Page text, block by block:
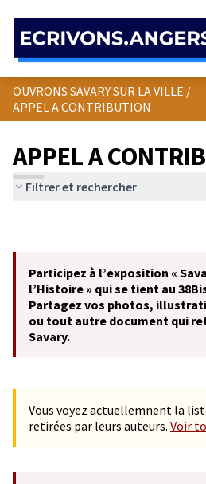
OUVRONS SAVARY SUR LA VILLE /
APPEL A CONTRIBUTION
APPEL A
Filtrer et rechercher
Participez à l’exposition «
l’Histoire » qui se tient au
Partagez vos photos,
ou tout autre document qui
Savary.
Vous voyez actuellemnent la
retirées par leurs auteurs. Voir